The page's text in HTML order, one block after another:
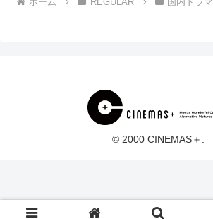
© 2000 CINEMAS＋.